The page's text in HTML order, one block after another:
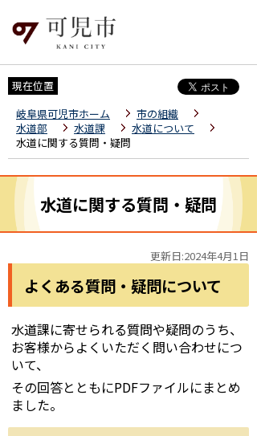
現在位置
岐阜県可児市ホーム
市の組織
水道部
水道課
水道について
水道に関する質問・疑問
水道に関する質問・疑問
更新日:2024年4月1日
よくある質問・疑問について
水道課に寄せられる質問や疑問のうち、
お客様からよくいただく問い合わせにつ
いて、
その回答とともにPDFファイルにまとめ
ました。